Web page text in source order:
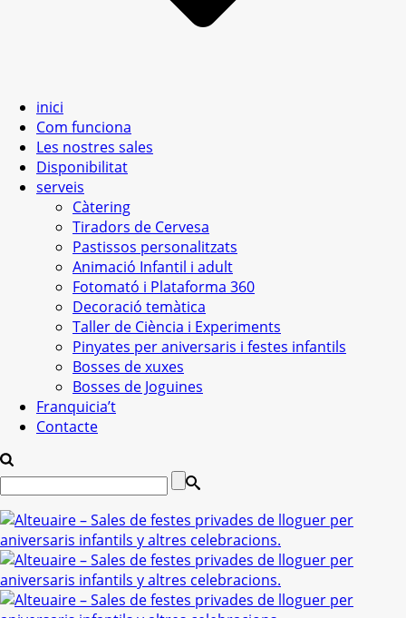
inici
Com funciona
Les nostres sales
Disponibilitat
serveis
Càtering
Tiradors de Cervesa
Pastissos personalitzats
Animació Infantil i adult
Fotomató i Plataforma 360
Decoració temàtica
Taller de Ciència i Experiments
Pinyates per aniversaris i festes infantils
Bosses de xuxes
Bosses de Joguines
Franquicia’t
Contacte